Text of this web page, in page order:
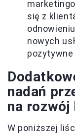
się z
nowych
nadań
na rozwój
W poniższej